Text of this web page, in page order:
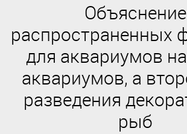
Объяснение
распространенных
для аквариумов
аквариумов, а
разведения
рыб